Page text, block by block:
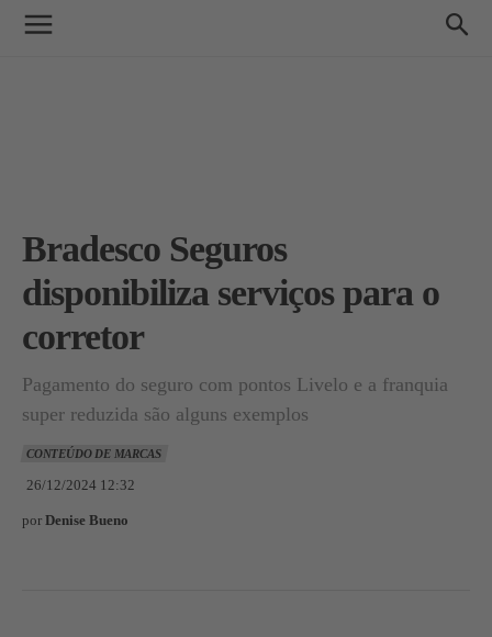
Bradesco Seguros
disponibiliza serviços para o
corretor
Pagamento do seguro com pontos Livelo e a franquia
super reduzida são alguns exemplos
CONTEÚDO DE MARCAS
26/12/2024 12:32
por Denise Bueno